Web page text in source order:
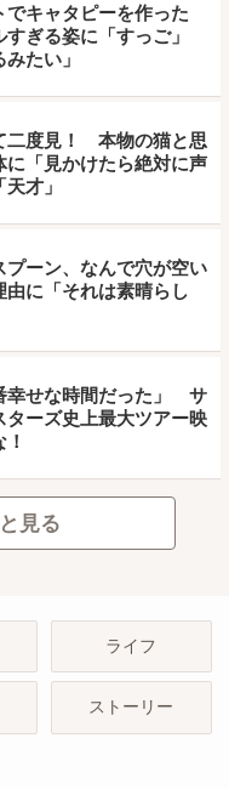
でキャタピーを作った
ぎる姿に「すっご」
みたい」
二度見！ 本物の猫と思
「見かけたら絶対に声
才」
プーン、なんで穴が空い
に「それは素晴らし
幸せな時間だった」 サ
ターズ史上最大ツアー映
見る
ライフ
ストーリー